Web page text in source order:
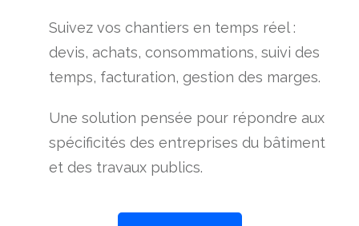
Suivez vos chantiers en temps réel :
devis, achats, consommations, suivi des
temps, facturation, gestion des marges.
Une solution pensée pour répondre aux
spécificités des entreprises du bâtiment
et des travaux publics.